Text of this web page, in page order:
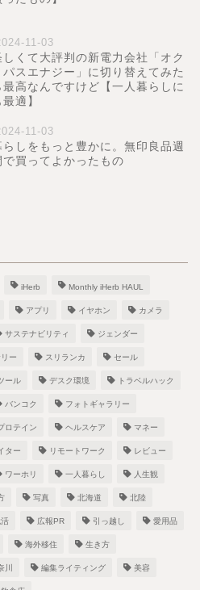
11-03
しくて大評判の新電力会社「オク
パスエナジー」に切り替えてみた
最高なんですけど【一人暮らしに
最適】
11-03
らしをもっと豊かに。無印良品週
で買ってよかったもの
iHerb Monthly iHerb HAUL
アプリ イヤホン カメラ
サステナビリティ ジェンダー
ー スリランカ セール
ール デスク環境 トラベルハック
バンコク フォトギャラリー
ロテイン ヘルスケア マネー
ター リモートワーク レビュー
ワーホリ 一人暮らし 人生観
写真 北海道 北陸
広報PR 引っ越し 愛用品
海外移住 生き方
川 編集ライティング 美容